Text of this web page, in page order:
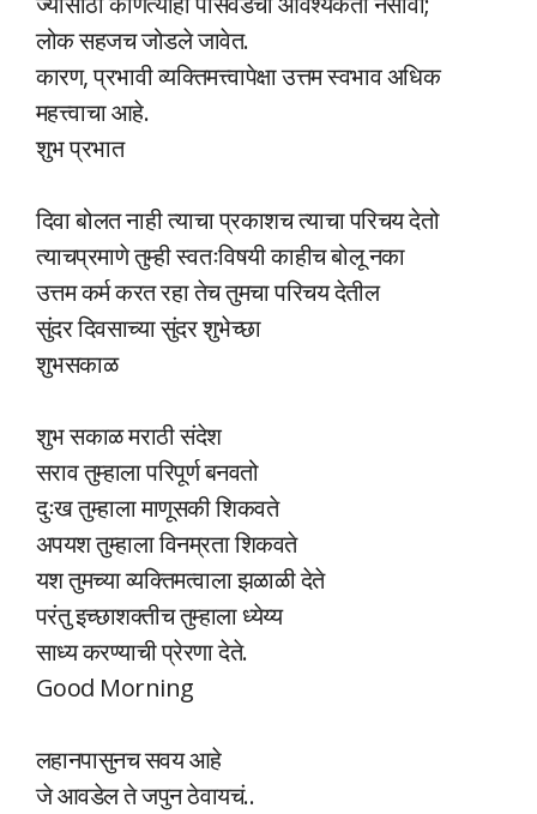
लोक सहजच जोडले जावेत.
कारण, प्रभावी व्यक्तिमत्त्वापेक्षा उत्तम स्वभाव अधिक
महत्त्वाचा आहे.
शुभ प्रभात
दिवा बोलत नाही त्याचा प्रकाशच त्याचा परिचय देतो
त्याचप्रमाणे तुम्ही स्वतःविषयी काहीच बोलू नका
उत्तम कर्म करत रहा तेच तुमचा परिचय देतील
सुंदर दिवसाच्या सुंदर शुभेच्छा
शुभसकाळ
शुभ सकाळ मराठी संदेश
सराव तुम्हाला परिपूर्ण बनवतो
दुःख तुम्हाला माणूसकी शिकवते
अपयश तुम्हाला विनम्रता शिकवते
यश तुमच्या व्यक्तिमत्वाला झळाळी देते
परंतु इच्छाशक्तीच तुम्हाला ध्येय्य
साध्य करण्याची प्रेरणा देते.
Good Morning
लहानपासुनच सवय आहे
जे आवडेल ते जपुन ठेवायचं..